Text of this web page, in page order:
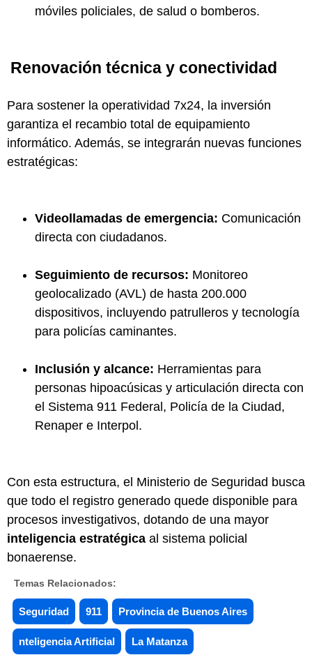
móviles policiales, de salud o bomberos.
Renovación técnica y conectividad
Para sostener la operatividad 7x24, la inversión
garantiza el recambio total de equipamiento
informático. Además, se integrarán nuevas funciones
estratégicas:
Videollamadas de emergencia: Comunicación
directa con ciudadanos.
Seguimiento de recursos: Monitoreo
geolocalizado (AVL) de hasta 200.000
dispositivos, incluyendo patrulleros y tecnología
para policías caminantes.
Inclusión y alcance: Herramientas para
personas hipoacúsicas y articulación directa con
el Sistema 911 Federal, Policía de la Ciudad,
Renaper e Interpol.
Con esta estructura, el Ministerio de Seguridad busca
que todo el registro generado quede disponible para
procesos investigativos, dotando de una mayor
inteligencia estratégica al sistema policial
bonaerense.
Temas Relacionados:
Seguridad 911 Provincia de Buenos Aires
nteligencia Artificial La Matanza